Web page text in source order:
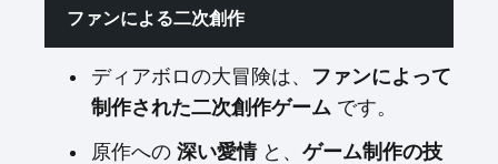
ファンによる二次創作
ディアボロの大冒険は、 ファンによって
制作された二次創作ゲーム です。
原作への 深い愛情と、 ゲーム制作の技